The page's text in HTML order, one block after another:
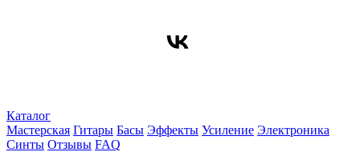
Каталог
Мастерская Гитары Басы Эффекты Усиление Электроника
Синты Отзывы FAQ